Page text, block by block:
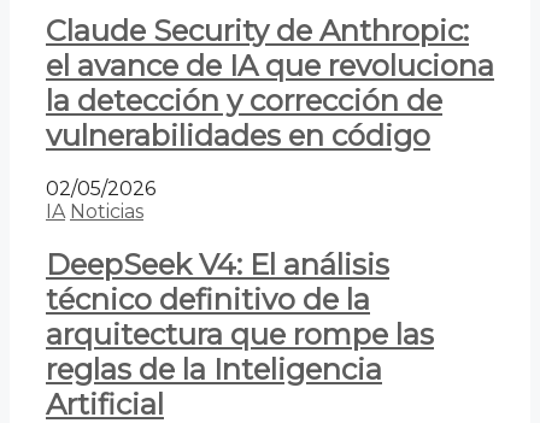
Claude Security de Anthropic:
el avance de IA que revoluciona
la detección y corrección de
vulnerabilidades en código
02/05/2026
IA Noticias
DeepSeek V4: El análisis
técnico definitivo de la
arquitectura que rompe las
reglas de la Inteligencia
Artificial